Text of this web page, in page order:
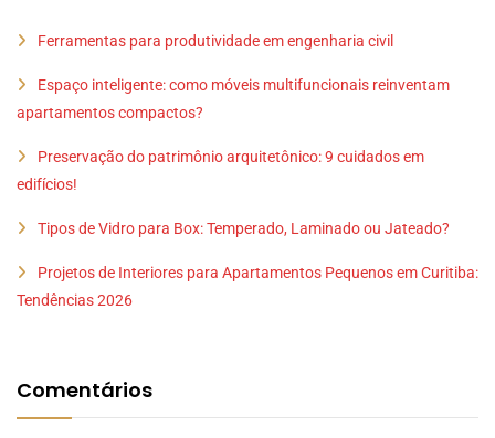
Ferramentas para produtividade em engenharia civil
Espaço inteligente: como móveis multifuncionais reinventam
apartamentos compactos?
Preservação do patrimônio arquitetônico: 9 cuidados em
edifícios!
Tipos de Vidro para Box: Temperado, Laminado ou Jateado?
Projetos de Interiores para Apartamentos Pequenos em Curitiba:
Tendências 2026
Comentários